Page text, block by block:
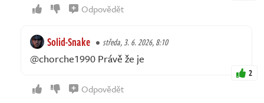
Odpovědět
Solid-Snake středa, 3. 6. 2026, 8:10
@chorche1990 Právě že je
2
Odpovědět